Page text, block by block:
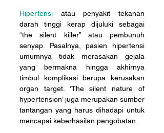
Hipertensi atau penyakit tekanan
darah tinggi kerap dijuluki sebagai
“the silent killer” atau pembunuh
senyap. Pasalnya, pasien hipertensi
umumnya tidak merasakan gejala
yang bermakna hingga akhirnya
timbul komplikasi berupa kerusakan
organ target. ‘The silent nature of
hypertension’ juga merupakan sumber
tantangan yang harus dihadapi untuk
mencapai keberhasilan pengobatan.